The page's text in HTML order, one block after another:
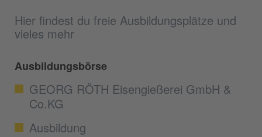
Hier findest du freie Ausbildungsplätze und
vieles mehr
Ausbildungsbörse
GEORG RÖTH Eisengießerei GmbH &
Co.KG
Ausbildung